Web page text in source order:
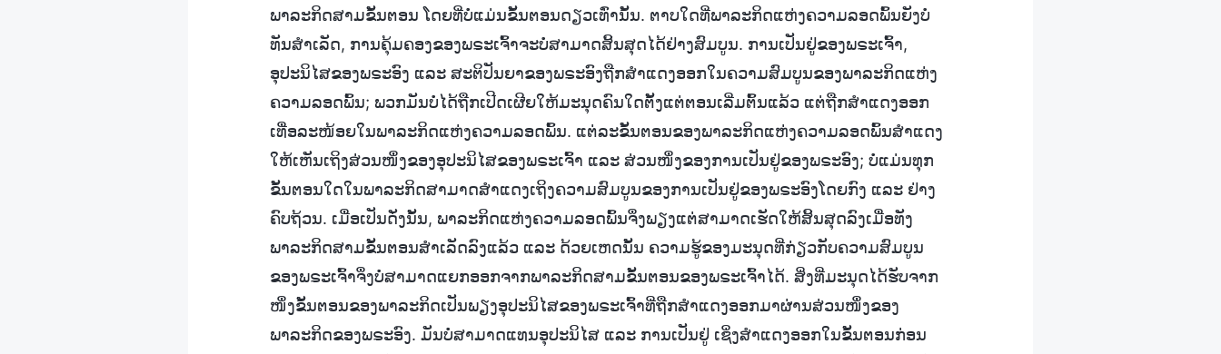
ພາລະກິດສາມຂັ້ນຕອນ ໂດຍທີ່ບໍ່ແມ່ນຂັ້ນຕອນດຽວເທົ່ານັ້ນ. ຕາບໃດທີ່ພາລະກິດແຫ່ງຄວາມລອດພົ້ນຍັງບໍ່
ທັນສຳເລັດ, ການຄຸ້ມຄອງຂອງພຣະເຈົ້າຈະບໍ່ສາມາດສິ້ນສຸດໄດ້ຢ່າງສົມບູນ. ການເປັນຢູ່ຂອງພຣະເຈົ້າ,
ອຸປະນິໄສຂອງພຣະອົງ ແລະ ສະຕິປັນຍາຂອງພຣະອົງຖືກສຳແດງອອກໃນຄວາມສົມບູນຂອງພາລະກິດແຫ່ງ
ຄວາມລອດພົ້ນ; ພວກມັນບໍ່ໄດ້ຖືກເປີດເຜີຍໃຫ້ມະນຸດຄົນໃດຕັ້ງແຕ່ຕອນເລີ່ມຕົ້ນແລ້ວ ແຕ່ຖືກສຳແດງອອກ
ເທື່ອລະໜ້ອຍໃນພາລະກິດແຫ່ງຄວາມລອດພົ້ນ. ແຕ່ລະຂັ້ນຕອນຂອງພາລະກິດແຫ່ງຄວາມລອດພົ້ນສຳແດງ
ໃຫ້ເຫັນເຖິງສ່ວນໜຶ່ງຂອງອຸປະນິໄສຂອງພຣະເຈົ້າ ແລະ ສ່ວນໜຶ່ງຂອງການເປັນຢູ່ຂອງພຣະອົງ; ບໍ່ແມ່ນທຸກ
ຂັ້ນຕອນໃດໃນພາລະກິດສາມາດສຳແດງເຖິງຄວາມສົມບູນຂອງການເປັນຢູ່ຂອງພຣະອົງໂດຍກົງ ແລະ ຢ່າງ
ຄົບຖ້ວນ. ເມື່ອເປັນດັ່ງນັ້ນ, ພາລະກິດແຫ່ງຄວາມລອດພົ້ນຈຶ່ງພຽງແຕ່ສາມາດເຮັດໃຫ້ສິ້ນສຸດລົງເມື່ອທັງ
ພາລະກິດສາມຂັ້ນຕອນສຳເລັດລົງແລ້ວ ແລະ ດ້ວຍເຫດນັ້ນ ຄວາມຮູ້ຂອງມະນຸດທີ່ກ່ຽວກັບຄວາມສົມບູນ
ຂອງພຣະເຈົ້າຈຶ່ງບໍ່ສາມາດແຍກອອກຈາກພາລະກິດສາມຂັ້ນຕອນຂອງພຣະເຈົ້າໄດ້. ສິ່ງທີ່ມະນຸດໄດ້ຮັບຈາກ
ໜຶ່ງຂັ້ນຕອນຂອງພາລະກິດເປັນພຽງອຸປະນິໄສຂອງພຣະເຈົ້າທີ່ຖືກສຳແດງອອກມາຜ່ານສ່ວນໜຶ່ງຂອງ
ພາລະກິດຂອງພຣະອົງ. ມັນບໍ່ສາມາດແທນອຸປະນິໄສ ແລະ ການເປັນຢູ່ ເຊິ່ງສຳແດງອອກໃນຂັ້ນຕອນກ່ອນ